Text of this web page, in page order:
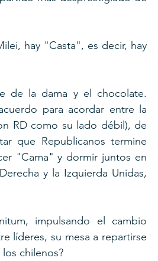
hay "Casta", es decir, hay
de la dama y el chocolate.
para acordar entre la
RD como su lado débil), de
que Republicanos termine
"Cama" y dormir juntos en
y la Izquierda Unidas,
impulsando el cambio
líderes, su mesa a repartirse
chilenos?